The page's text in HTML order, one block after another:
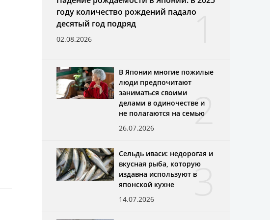
1
году количество рождений падало
десятый год подряд
02.08.2026
2
В Японии многие пожилые
люди предпочитают
заниматься своими
делами в одиночестве и
не полагаются на семью
26.07.2026
3
Сельдь иваси: недорогая и
вкусная рыба, которую
издавна используют в
японской кухне
14.07.2026